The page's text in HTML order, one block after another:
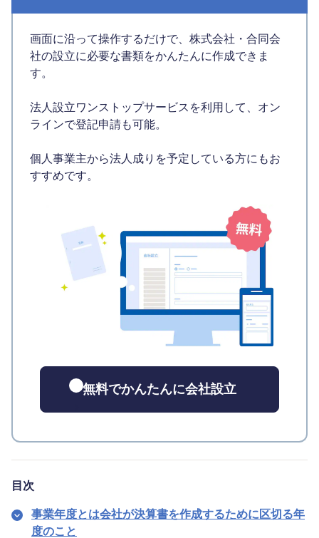
画面に沿って操作するだけで、株式会社・合同会
社の設立に必要な書類をかんたんに作成できま
す。
法人設立ワンストップサービスを利用して、オン
ラインで登記申請も可能。
個人事業主から法人成りを予定している方にもお
すすめです。
無料でかんたんに会社設立
目次
事業年度とは会社が決算書を作成するために区切る年
度のこと